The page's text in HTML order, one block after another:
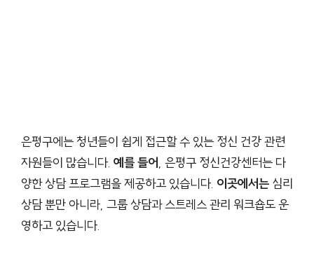
은평구에는 청년들이 쉽게 접근할 수 있는 정신 건강 관련
자원들이 많습니다. 예를 들어, 은평구 정신건강센터는 다
양한 상담 프로그램을 제공하고 있습니다. 이곳에서는 심리
상담 뿐만 아니라, 그룹 상담과 스트레스 관리 워크숍도 운
영하고 있습니다.